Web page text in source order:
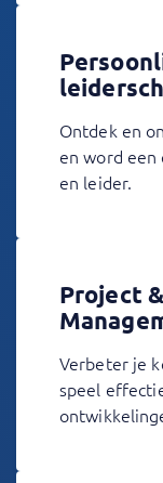
Ontdek en
en word
en leider.
Project
Verbeter je
speel